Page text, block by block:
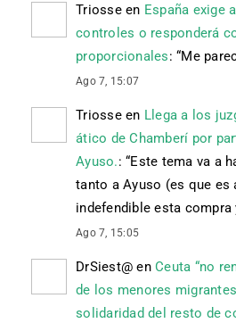
Triosseen España exige
controles o responderá
proporcionales: “Me
Ago 7, 15:07
Triosseen Llega a los
ático de Chamberí por
Ayuso.: “Este tema va a
tanto a Ayuso (es que es
indefendible esta compra
Ago 7, 15:05
DrSiest@ en Ceuta “no
de los menores
solidaridad del resto de